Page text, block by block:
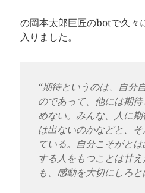
の岡本太郎巨匠のbotで久々
入りました。
“期待というのは、自分
のであって、他には期
めない。みんな、人に
は出ないのかなどと、
ている。自分こそがと
する人をもつことは甘
も、感動を大切にしろ